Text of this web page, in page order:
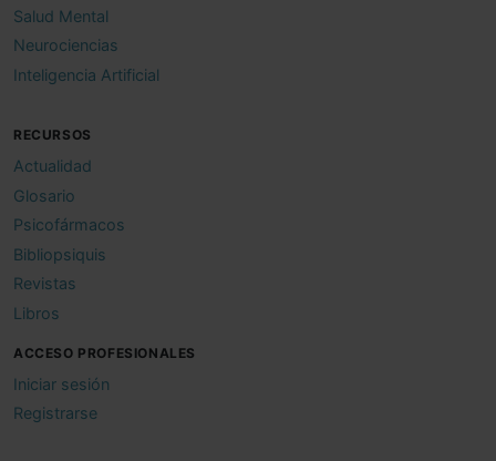
Salud Mental
Neurociencias
Inteligencia Artificial
RECURSOS
Actualidad
Glosario
Psicofármacos
Bibliopsiquis
Revistas
Libros
ACCESO PROFESIONALES
Iniciar sesión
Registrarse